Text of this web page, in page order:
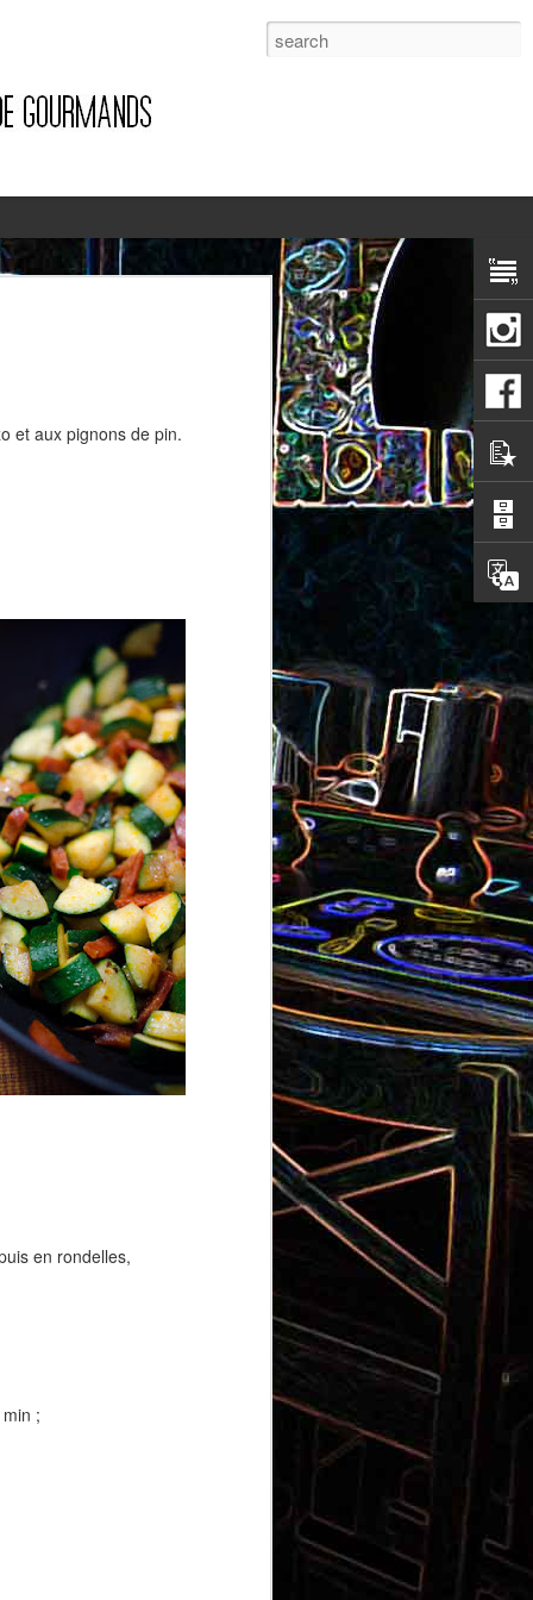
et aux pignons de pin.
en rondelles,
;
Pizza à la pancetta et à la
jambon Canistrelli aux amandes et
aux noisettes
Gnocchi au pesto de
pistaches
Panna cotta au coulis de kiwi